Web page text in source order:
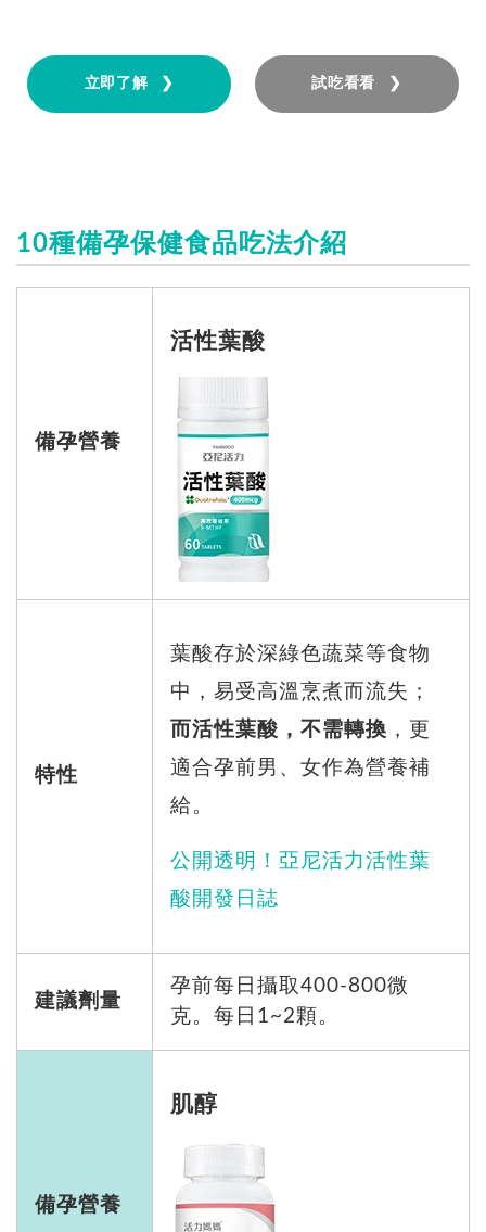
立即了解 ❯ 試吃看看 ❯
10種備孕保健食品吃法介紹
備孕營養
活性葉酸
特性
葉酸存於深綠色蔬菜等食物
中，易受高溫烹煮而流失；
而活性葉酸，不需轉換 ，更
適合孕前男、女作為營養補
給。
公開透明！亞尼活力活性葉
酸開發日誌
建議劑量
孕前每日攝取400-800微
克。每日1~2顆。
備孕營養
肌醇